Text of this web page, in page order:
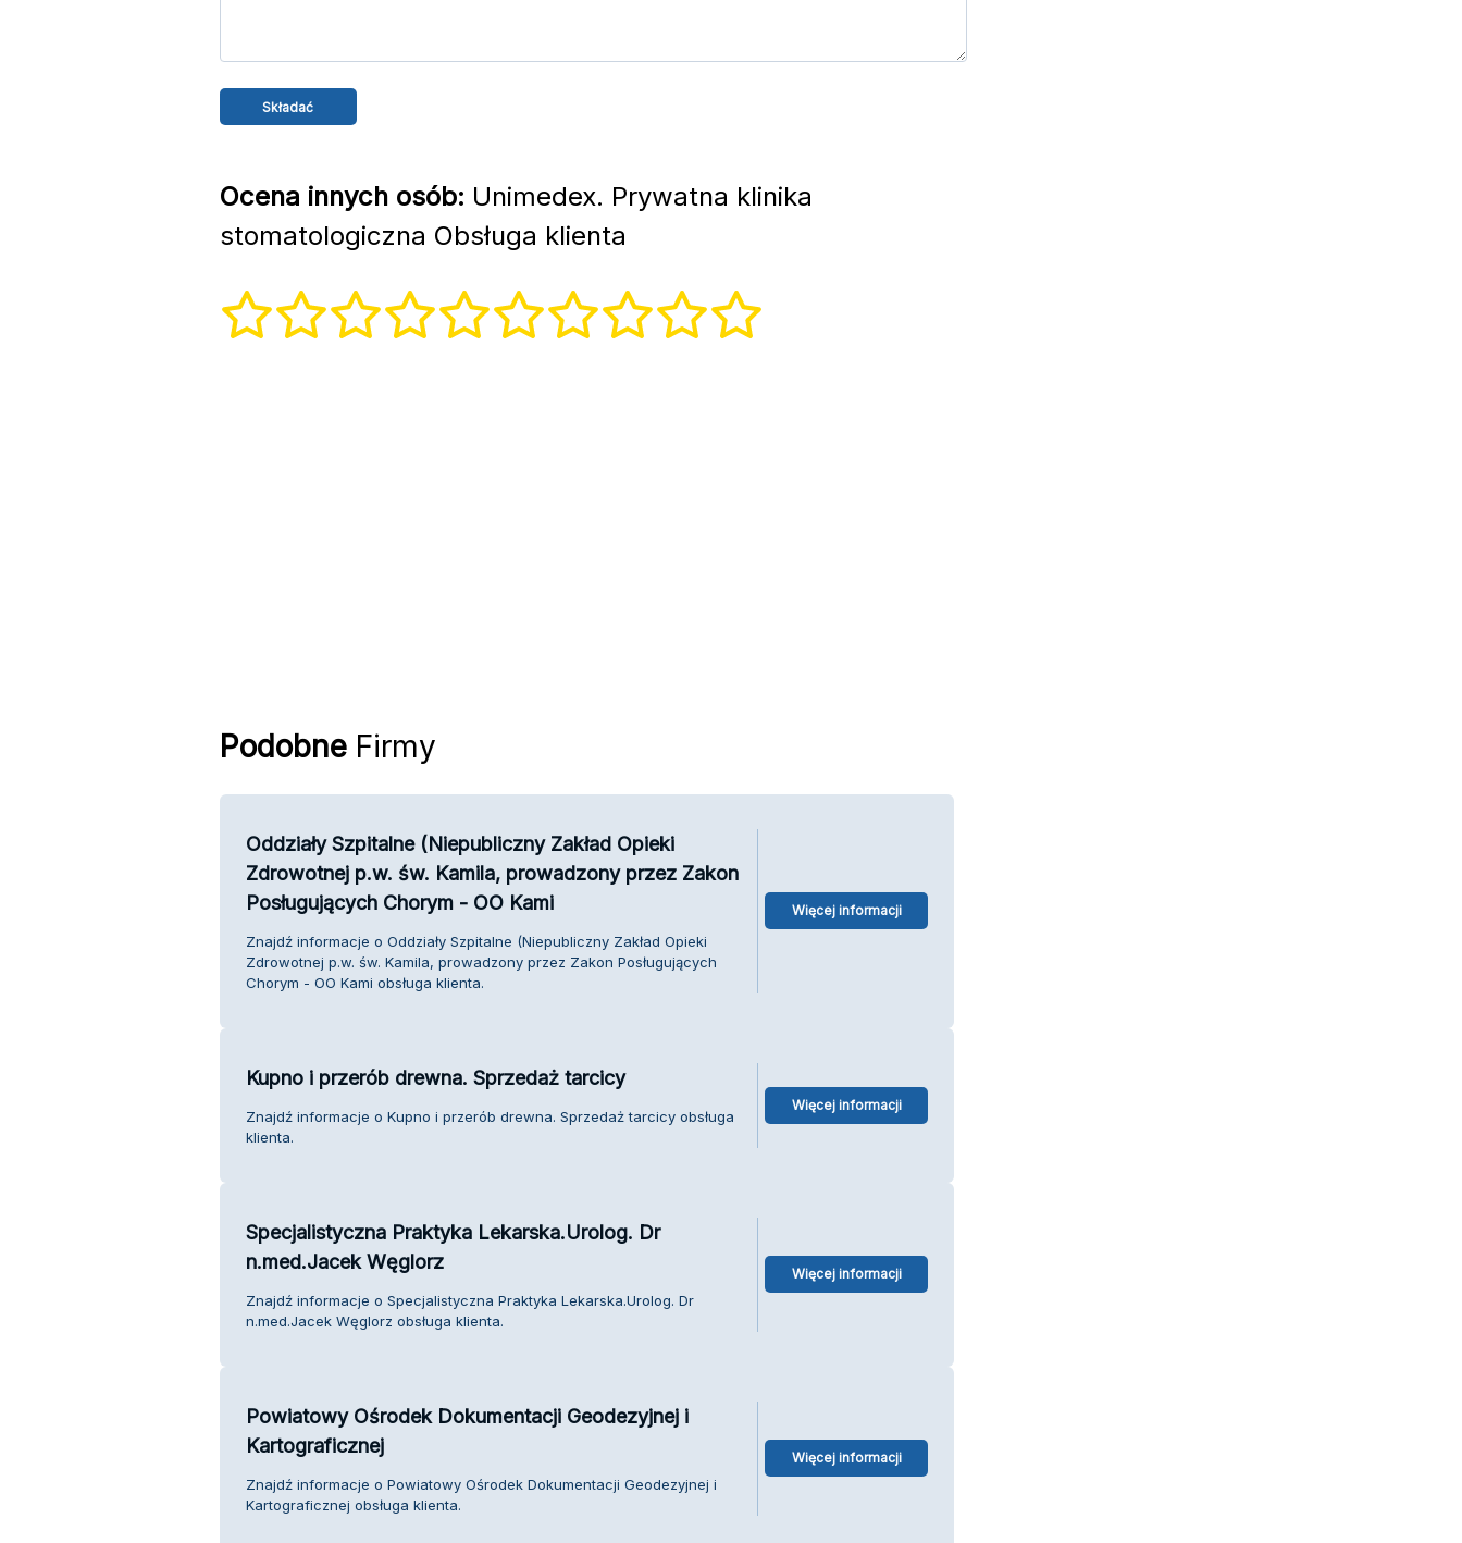
Ocena innych osób: Unimedex. Prywatna klinika
stomatologiczna Obsługa klienta
PodobneFirmy
Oddziały Szpitalne (Niepubliczny Zakład Opieki
Zdrowotnej p.w. św. Kamila, prowadzony przez Zakon
Posługujących Chorym - OO Kami
Znajdź informacje o Oddziały Szpitalne (Niepubliczny Zakład Opieki
Zdrowotnej p.w. św. Kamila, prowadzony przez Zakon Posługujących
Chorym - OO Kami obsługa klienta.
Więcej informacji
Kupno i przerób drewna. Sprzedaż tarcicy
Znajdź informacje o Kupno i przerób drewna. Sprzedaż tarcicy obsługa
klienta.
Więcej informacji
Specjalistyczna Praktyka Lekarska.Urolog. Dr
n.med.Jacek Węglorz
Znajdź informacje o Specjalistyczna Praktyka Lekarska.Urolog. Dr
n.med.Jacek Węglorz obsługa klienta.
Więcej informacji
Powiatowy Ośrodek Dokumentacji Geodezyjnej i
Kartograficznej
Znajdź informacje o Powiatowy Ośrodek Dokumentacji Geodezyjnej i
Kartograficznej obsługa klienta.
Więcej informacji